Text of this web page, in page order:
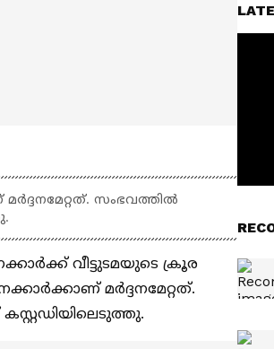
മർദ്ദനമേറ്റത്. സംഭവത്തിൽ
വീട്ടുടമയുടെ ക്രൂര
മർദ്ദനമേറ്റത്.